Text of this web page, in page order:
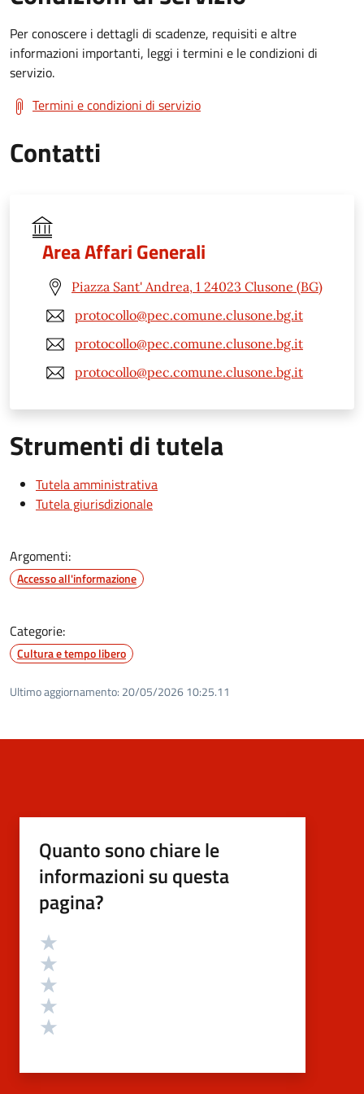
Per conoscere i dettagli di scadenze, requisiti e altre
informazioni importanti, leggi i termini e le condizioni di
servizio.
Termini e condizioni di servizio
Contatti
Area Affari Generali
Piazza Sant' Andrea, 1 24023 Clusone (BG)
protocollo@pec.comune.clusone.bg.it
protocollo@pec.comune.clusone.bg.it
protocollo@pec.comune.clusone.bg.it
Strumenti di tutela
Tutela amministrativa
Tutela giurisdizionale
Argomenti:
Accesso all'informazione
Categorie:
Cultura e tempo libero
Ultimo aggiornamento: 20/05/2026 10:25.11
Quanto sono chiare le
informazioni su questa
pagina?
Valutazione